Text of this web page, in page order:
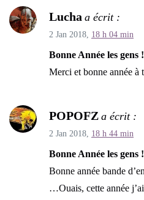
Lucha a écrit :
2 Jan 2018, 18 h 04 min
Bonne Année les gens !
Merci et bonne année à
POPOFZ a écrit :
2 Jan 2018, 18 h 44 min
Bonne Année les gens !
Bonne année bande
…Ouais, cette année